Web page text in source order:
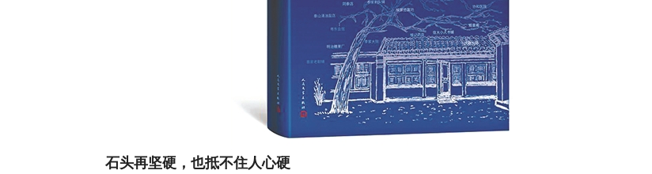
石头再坚硬，也抵不住人心硬